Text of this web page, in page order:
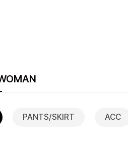
PANTS/SKIRT ACC